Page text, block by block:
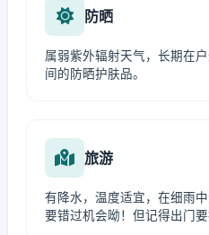
防晒
属弱紫外辐射天气，长期在
间的防晒护肤品。
旅游
有降水，温度适宜，在细雨
要错过机会呦！但记得出门要